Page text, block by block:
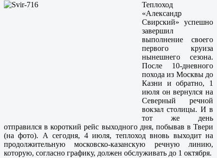
Теплоход
«Александр
Свирский» успешно
завершил
выполнение своего
первого круиза
нынешнего сезона.
После 10-дневного
похода из Москвы до
Казни и обратно, 1
июля он вернулся на
Северный речной
вокзал столицы. И в
тот же день
отправился в короткий рейс выходного дня, побывав в Твери
(на фото). А сегодня, 4 июля, теплоход вновь выходит на
продолжительную московско-казанскую речную линию,
которую, согласно графику, должен обслуживать до 1 октября.